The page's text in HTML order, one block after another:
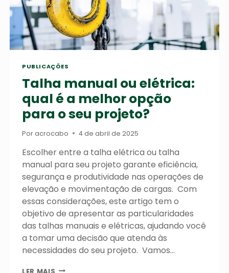
PUBLICAÇÕES
Talha manual ou elétrica:
qual é a melhor opção
para o seu projeto?
Poracrocabo 4 de abril de 2025
Escolher entre a talha elétrica ou talha
manual para seu projeto garante eficiência,
segurança e produtividade nas operações de
elevação e movimentação de cargas. Com
essas considerações, este artigo tem o
objetivo de apresentar as particularidades
das talhas manuais e elétricas, ajudando você
a tomar uma decisão que atenda às
necessidades do seu projeto. Vamos…
LER MAIS TALHA